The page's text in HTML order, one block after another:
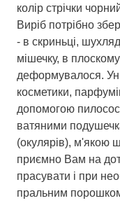
колір стрічки
Виріб потрібно
- в скриньці,
мішечку, в
деформувалося.
косметики,
допомогою
ватяними
(окулярів), м'якою
приємно Вам на
прасувати і при
пральним